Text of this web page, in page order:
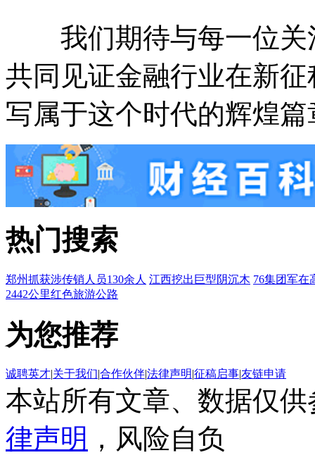
我们期待与每一位关
共同见证金融行业在新
写属于这个时代的辉煌篇
热门搜索
郑州抓获涉传销人员130余人 江西挖出巨型阴沉木 76集团军在
2442公里红色旅游公路
为您推荐
诚聘英才|关于我们|合作伙伴|法律声明|征稿启事|友链申请
本站所有文章、数据仅
律声明 ，风险自负